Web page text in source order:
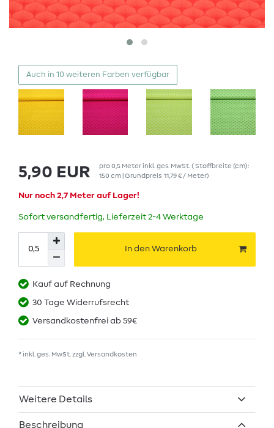
Auch in 10 weiteren Farben verfügbar
5,90 EUR pro0,5 Meterinkl. ges. MwSt. ( Stoffbreite (cm):
150 cm | Grundpreis 11,79 € / Meter)
Nur noch 2,7 Meter auf Lager!
Sofort versandfertig, Lieferzeit 2-4 Werktage
In den Warenkorb
Kauf auf Rechnung
30 Tage Widerrufsrecht
Versandkostenfrei ab 59€
* inkl. ges. MwSt. zzgl. Versandkosten
Weitere Details
Beschreibung